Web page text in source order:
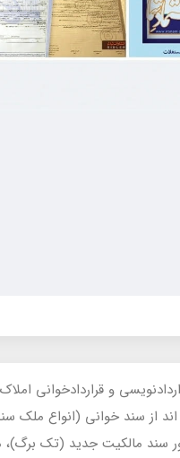
اند از سند خوانی
سند مالکیت جدید (تک برگ)،